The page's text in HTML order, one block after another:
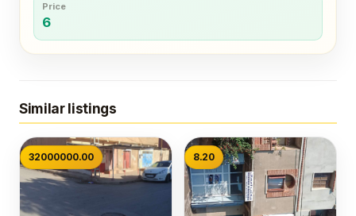
Price
6
Similar listings
32000000.00 8.20